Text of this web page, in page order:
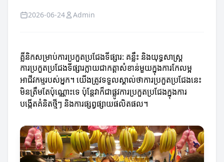
2026-06-24 Admin
គ្លីនិកសម្រាប់ការប្រកួតប្រជែងទីផ្សារ: គន្លឹះ និងយុទ្ធសាស្ត្រ
ការប្រកួតប្រជែងទីផ្សារក្លាយជាកត្តាសំខាន់មួយក្នុងការកែលម្អ
អាជីវកម្មរបស់អ្នក។ យើងត្រូវទទួលស្គាល់ថាការប្រកួតប្រជែងនេះ
មិនត្រឹមតែប៉ុណ្ណោះទេ ប៉ុន្តែវាក៏ជាផ្លូវការប្រកួតប្រជែងក្នុងការ
បង្កើតគំនិតថ្មីៗ និងការផ្សព្វផ្សាយផលិតផល។